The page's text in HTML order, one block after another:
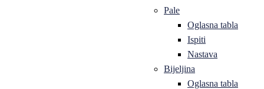
Pale
Oglasna tabla
Ispiti
Nastava
Bijeljina
Oglasna tabla